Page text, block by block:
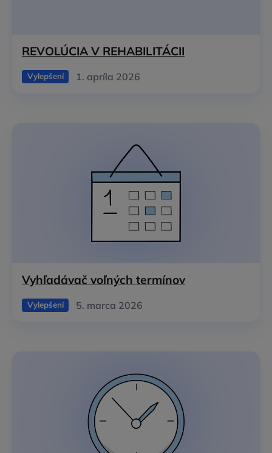
REVOLÚCIA V REHABILITÁCII
Vylepšení 1. apríla 2026
Vyhľadávač voľných termínov
Vylepšení 5. marca 2026